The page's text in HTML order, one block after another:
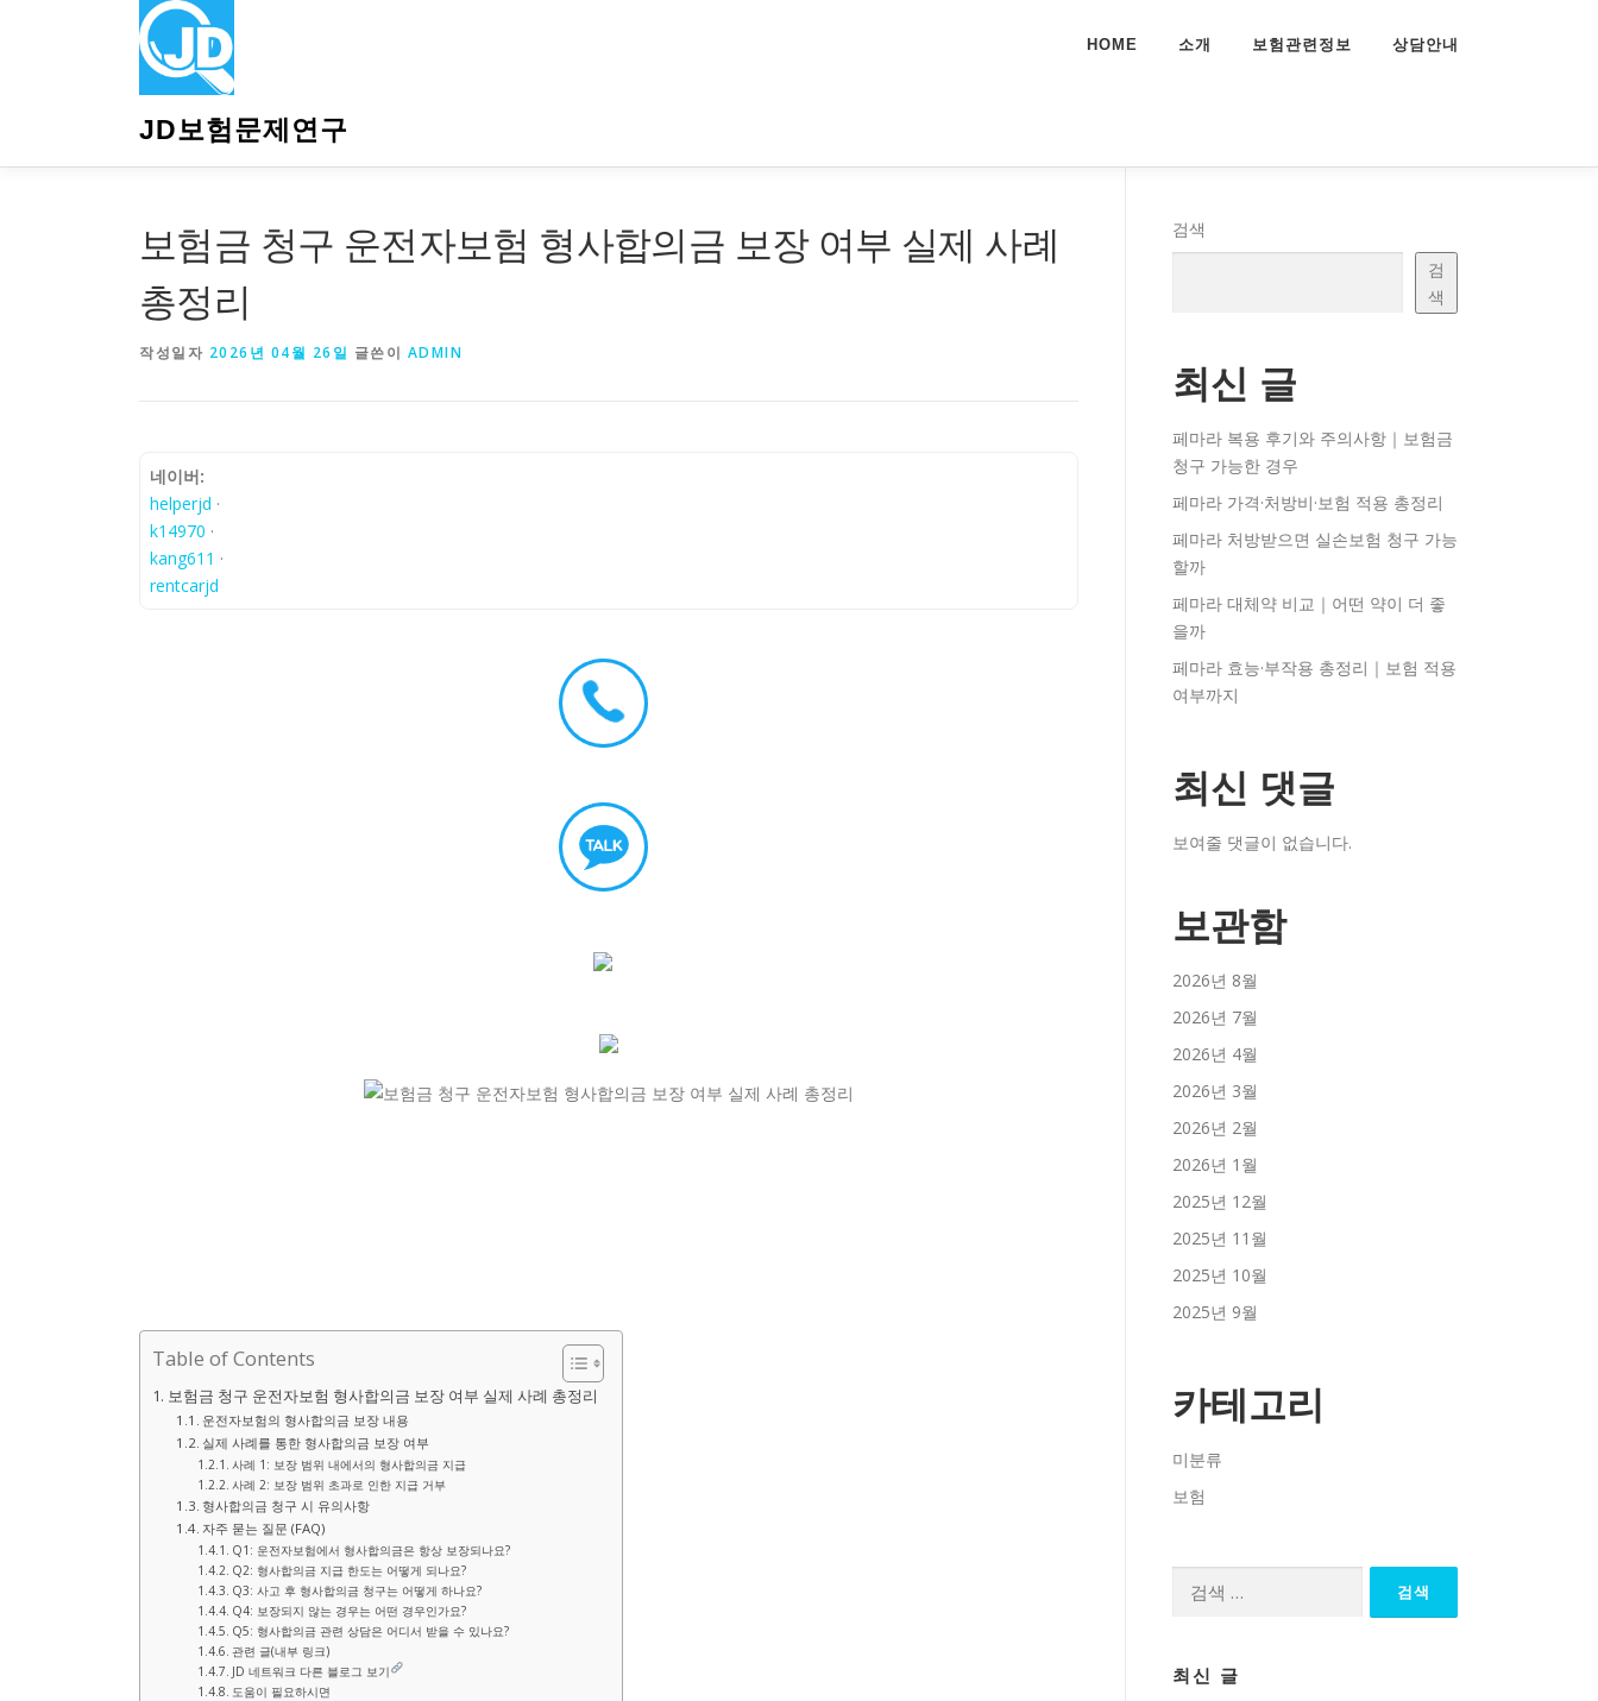
JD보험문제연구
HOME 소개 보험관련정보 상담안내
보험금 청구 운전자보험 형사합의금 보장 여부 실제 사례
총정리
작성일자 2026년 04월 26일 글쓴이 ADMIN
네이버:
helperjd ·
k14970 ·
kang611 ·
rentcarjd
Table of Contents
보험금 청구 운전자보험 형사합의금 보장 여부 실제 사례 총정리
운전자보험의 형사합의금 보장 내용
실제 사례를 통한 형사합의금 보장 여부
사례 1: 보장 범위 내에서의 형사합의금 지급
사례 2: 보장 범위 초과로 인한 지급 거부
형사합의금 청구 시 유의사항
자주 묻는 질문 (FAQ)
Q1: 운전자보험에서 형사합의금은 항상 보장되나요?
Q2: 형사합의금 지급 한도는 어떻게 되나요?
Q3: 사고 후 형사합의금 청구는 어떻게 하나요?
Q4: 보장되지 않는 경우는 어떤 경우인가요?
Q5: 형사합의금 관련 상담은 어디서 받을 수 있나요?
관련 글(내부 링크)
JD 네트워크 다른 블로그 보기
도움이 필요하시면
검색
검
색
최신 글
페마라 복용 후기와 주의사항｜보험금
청구 가능한 경우
페마라 가격·처방비·보험 적용 총정리
페마라 처방받으면 실손보험 청구 가능
할까
페마라 대체약 비교｜어떤 약이 더 좋
을까
페마라 효능·부작용 총정리｜보험 적용
여부까지
최신 댓글
보여줄 댓글이 없습니다.
보관함
2026년 8월
2026년 7월
2026년 4월
2026년 3월
2026년 2월
2026년 1월
2025년 12월
2025년 11월
2025년 10월
2025년 9월
카테고리
미분류
보험
최신 글